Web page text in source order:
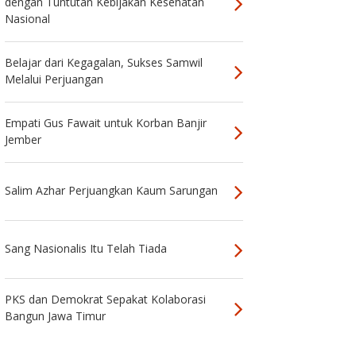
Nasional
Belajar dari Kegagalan, Sukses Samwil
Melalui Perjuangan
Empati Gus Fawait untuk Korban Banjir
Jember
Salim Azhar Perjuangkan Kaum Sarungan
Sang Nasionalis Itu Telah Tiada
PKS dan Demokrat Sepakat Kolaborasi
Bangun Jawa Timur